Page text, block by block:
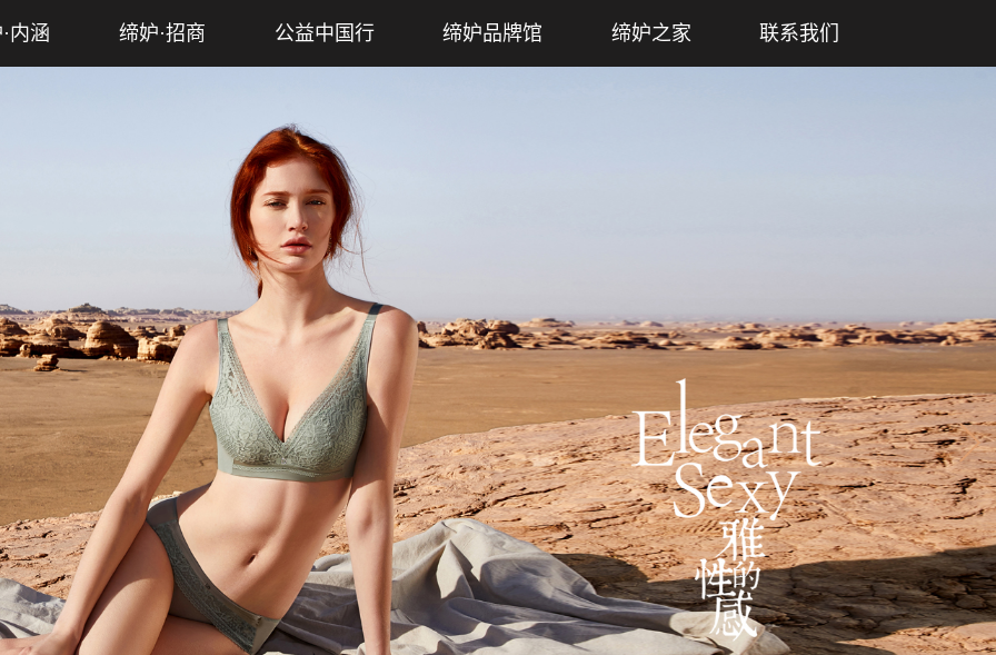
内涵 缔妒·招商 公益中国行 缔妒品牌馆 缔妒之家 联系我们